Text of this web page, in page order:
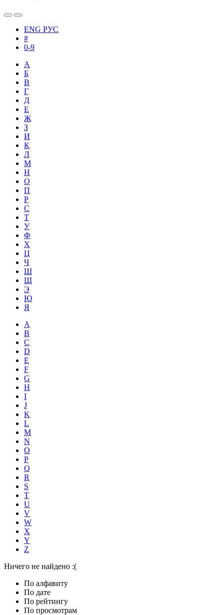
ENG РУС
#
0-9
А
Б
В
Г
Д
Е
Ж
З
И
К
Л
М
Н
О
П
Р
С
Т
У
Ф
Х
Ц
Ч
Ш
Щ
Э
Ю
Я
A
B
C
D
E
F
G
H
I
J
K
L
M
N
O
P
Q
R
S
T
U
V
W
X
Y
Z
Ничего не найдено :(
По алфавиту
По дате
По рейтингу
По просмотрам